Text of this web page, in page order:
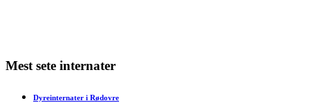
Mest sete internater
Dyreinternater i Rødovre